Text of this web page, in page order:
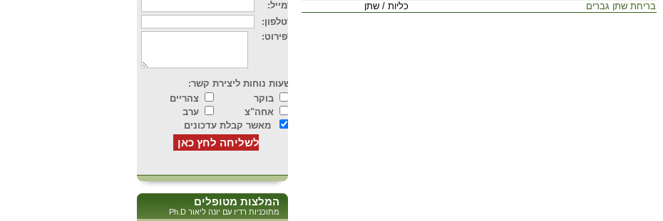
המלצות מטופלים
מתוכניות רדיו עם יונה ליאור Ph.D
כליות / שתן
בריחת שתן גברים